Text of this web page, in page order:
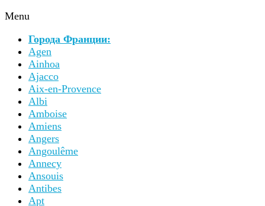
Menu
Города Франции:
Agen
Ainhoa
Ajacco
Aix-en-Provence
Albi
Amboise
Amiens
Angers
Angoulême
Annecy
Ansouis
Antibes
Apt